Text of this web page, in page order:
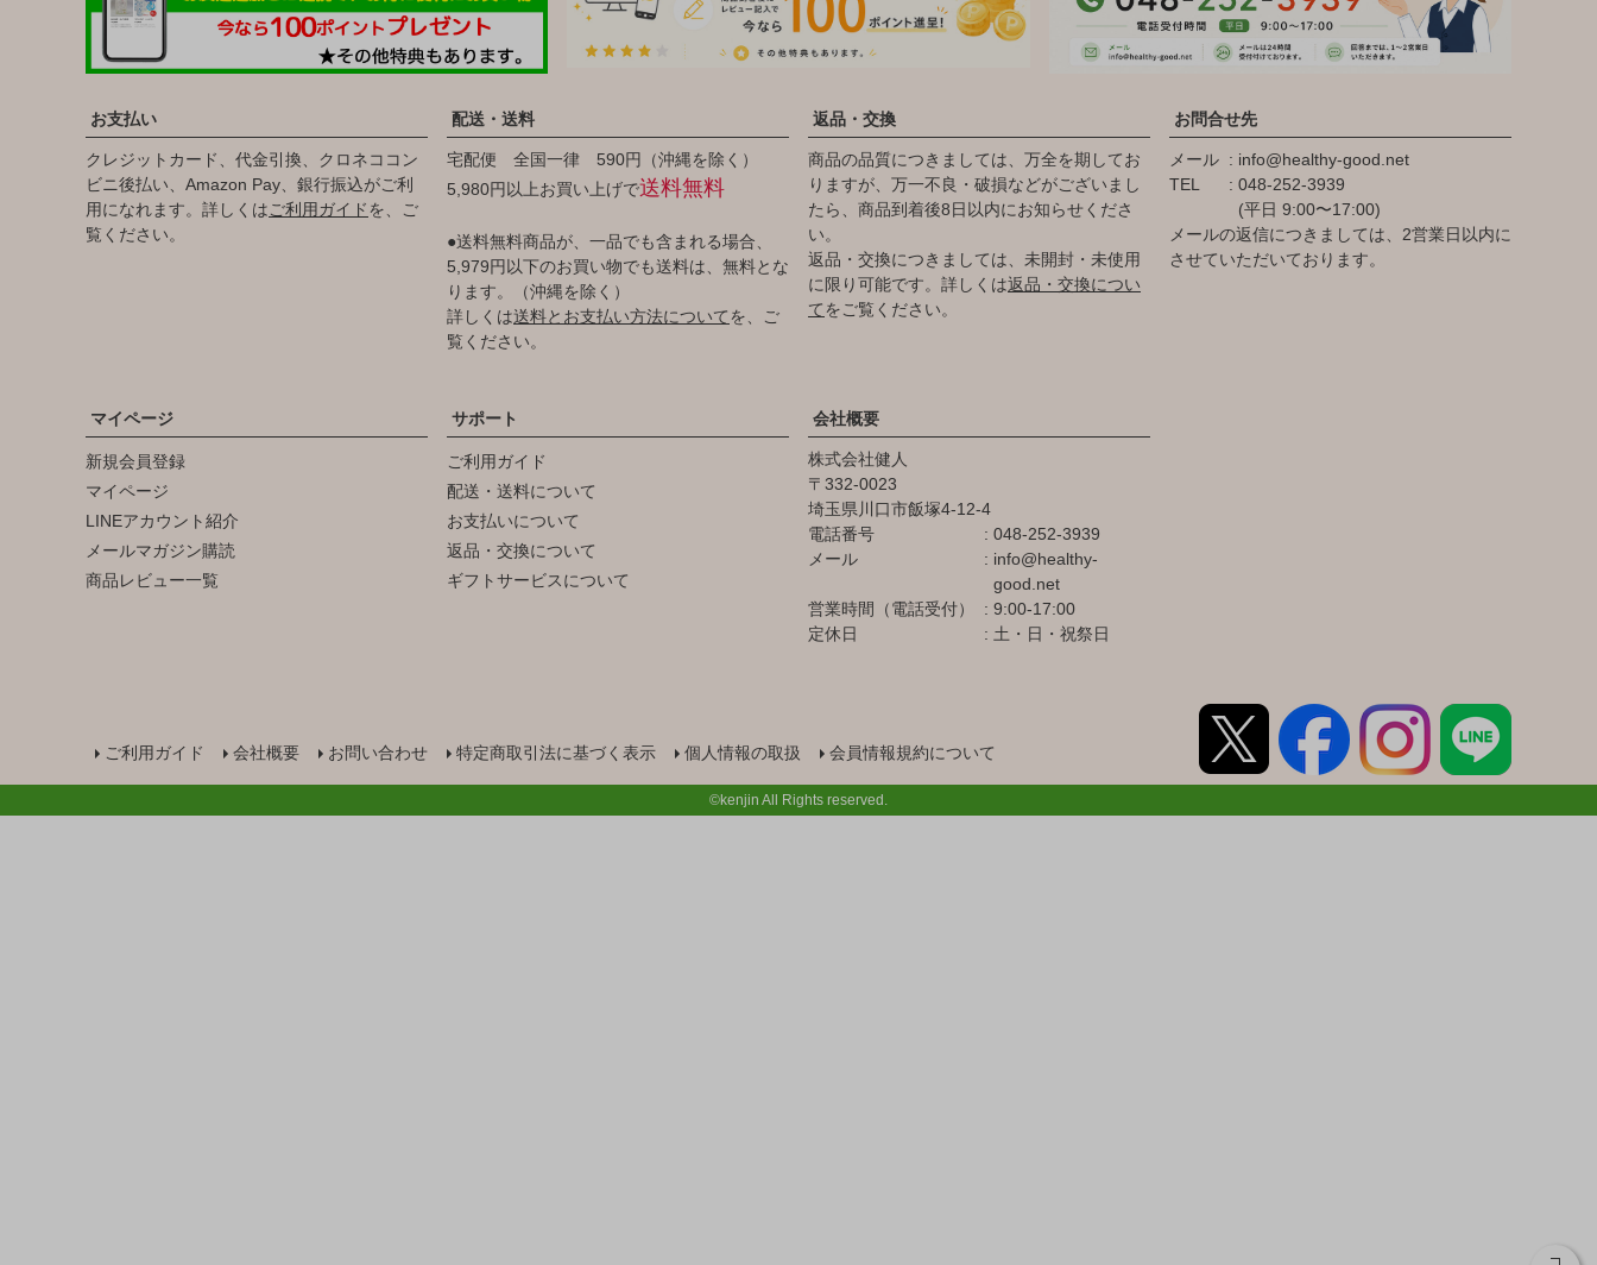
お支払い
クレジットカード、代金引換、クロネココン
ビニ後払い、Amazon Pay、銀行振込がご利
用になれます。詳しくはご利用ガイドを、ご
覧ください。
配送・送料
宅配便 全国一律 590円（沖縄を除く）
5,980円以上お買い上げで送料無料
●送料無料商品が、一品でも含まれる場合、
5,979円以下のお買い物でも送料は、無料とな
ります。（沖縄を除く）
詳しくは送料とお支払い方法についてを、ご
覧ください。
返品・交換
商品の品質につきましては、万全を期してお
りますが、万一不良・破損などがございまし
たら、商品到着後8日以内にお知らせくださ
い。
返品・交換につきましては、未開封・未使用
に限り可能です。詳しくは返品・交換につい
てをご覧ください。
お問合せ先
メール
info@healthy-good.net
TEL
048-252-3939
(平日 9:00〜17:00)
メールの返信につきましては、2営業日以内に
させていただいております。
マイページ
新規会員登録
マイページ
LINEアカウント紹介
メールマガジン購読
商品レビュー一覧
サポート
ご利用ガイド
配送・送料について
お支払いについて
返品・交換について
ギフトサービスについて
会社概要
株式会社健人
332-0023
埼玉県川口市飯塚4-12-4
電話番号
048-252-3939
メール
info@healthy-
good.net
営業時間（電話受付）
9:00-17:00
定休日
土・日・祝祭日
ご利用ガイド 会社概要 お問い合わせ 特定商取引法に基づく表示 個人情報の取扱 会員情報規約について
©kenjin All Rights reserved.